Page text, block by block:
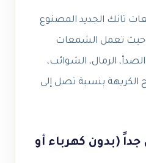
تانك الجديد المصنوع
حيث تعمل الشمعات
الرمال، الشوائب،
الكريهة بنسبة تصل إلى
(بدون كهرباء أو